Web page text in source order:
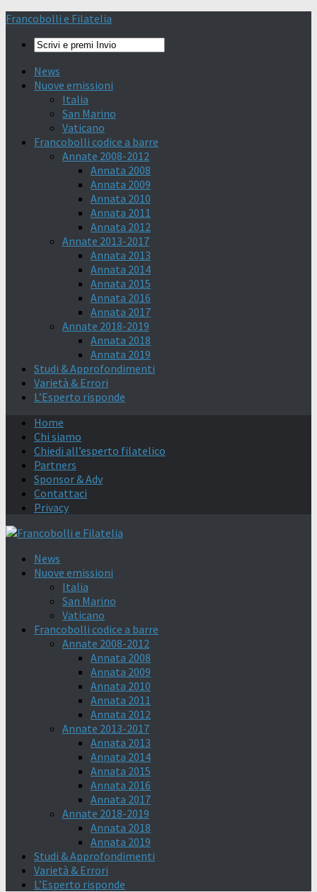
Francobolli e Filatelia
News
Nuove emissioni
Italia
San Marino
Vaticano
Francobolli codice a barre
Annate 2008-2012
Annata 2008
Annata 2009
Annata 2010
Annata 2011
Annata 2012
Annate 2013-2017
Annata 2013
Annata 2014
Annata 2015
Annata 2016
Annata 2017
Annate 2018-2019
Annata 2018
Annata 2019
Studi & Approfondimenti
Varietà & Errori
L’Esperto risponde
Home
Chi siamo
Chiedi all’esperto filatelico
Partners
Sponsor & Adv
Contattaci
Privacy
News
Nuove emissioni
Italia
San Marino
Vaticano
Francobolli codice a barre
Annate 2008-2012
Annata 2008
Annata 2009
Annata 2010
Annata 2011
Annata 2012
Annate 2013-2017
Annata 2013
Annata 2014
Annata 2015
Annata 2016
Annata 2017
Annate 2018-2019
Annata 2018
Annata 2019
Studi & Approfondimenti
Varietà & Errori
L’Esperto risponde